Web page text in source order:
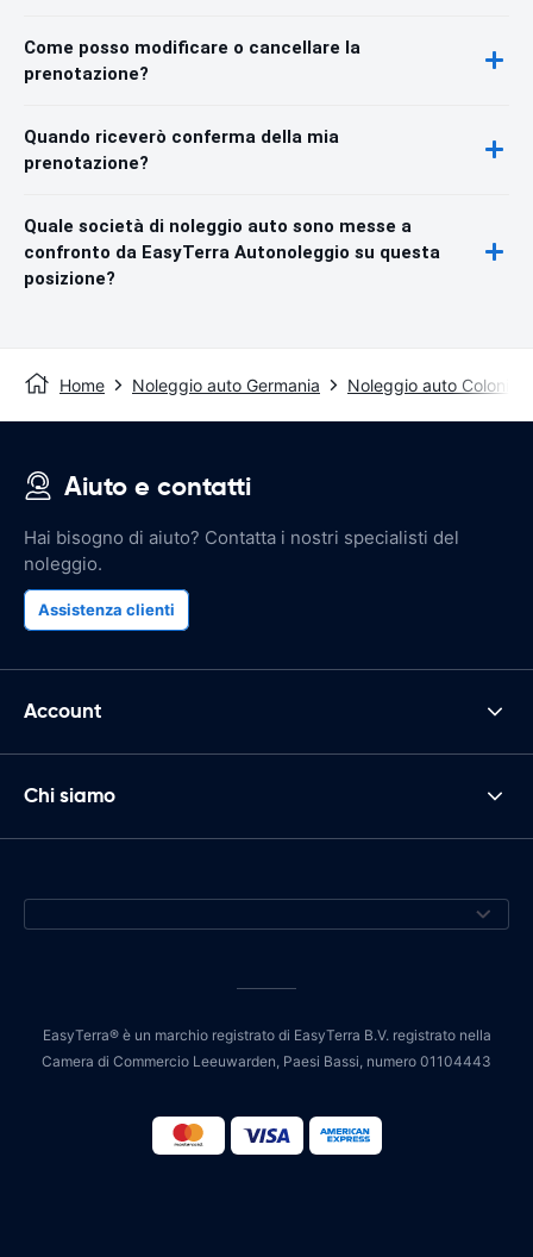
Come posso modificare o cancellare la
prenotazione?
Quando riceverò conferma della mia
prenotazione?
Quale società di noleggio auto sono messe a
confronto da EasyTerra Autonoleggio su questa
posizione?
Home Noleggio auto Germania Noleggio auto Colonia
Aiuto e contatti
Hai bisogno di aiuto? Contatta i nostri specialisti del
noleggio.
Assistenza clienti
Account
Chi siamo
EasyTerra® è un marchio registrato di EasyTerra B.V. registrato nella
Camera di Commercio Leeuwarden, Paesi Bassi, numero 01104443